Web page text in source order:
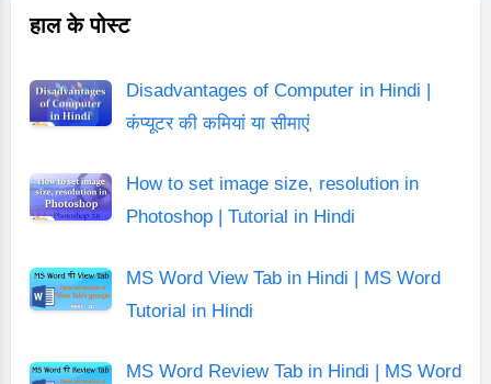
मेमोरी
में
हाल के पोस्ट
Disadvantages of Computer in Hindi |
कंप्यूटर की कमियां या सीमाएं
How to set image size, resolution in
Photoshop | Tutorial in Hindi
MS Word View Tab in Hindi | MS Word
Tutorial in Hindi
MS Word Review Tab in Hindi | MS Word